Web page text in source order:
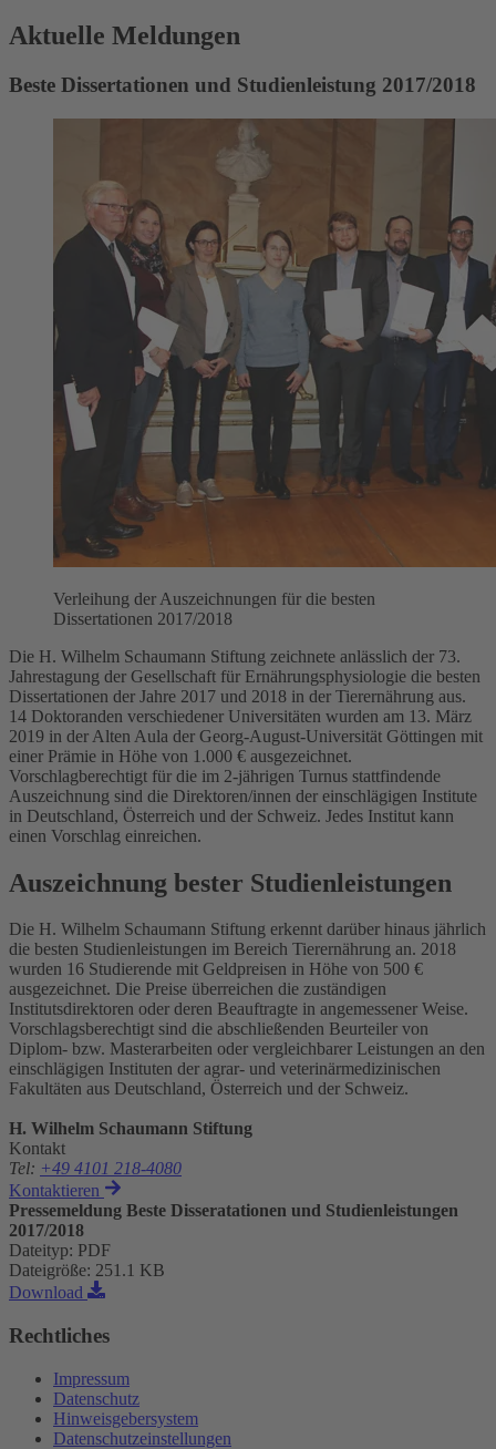
Aktuelle Meldungen
Beste Dissertationen und Studienleistung 2017/2018
Verleihung der Auszeichnungen für die besten
Dissertationen 2017/2018
Die H. Wilhelm Schaumann Stiftung zeichnete anlässlich der 73.
Jahrestagung der Gesellschaft für Ernährungsphysiologie die besten
Dissertationen der Jahre 2017 und 2018 in der Tierernährung aus.
14 Doktoranden verschiedener Universitäten wurden am 13. März
2019 in der Alten Aula der Georg-August-Universität Göttingen mit
einer Prämie in Höhe von 1.000 € ausgezeichnet.
Vorschlagberechtigt für die im 2-jährigen Turnus stattfindende
Auszeichnung sind die Direktoren/innen der einschlägigen Institute
in Deutschland, Österreich und der Schweiz. Jedes Institut kann
einen Vorschlag einreichen.
Auszeichnung bester Studienleistungen
Die H. Wilhelm Schaumann Stiftung erkennt darüber hinaus jährlich
die besten Studienleistungen im Bereich Tierernährung an. 2018
wurden 16 Studierende mit Geldpreisen in Höhe von 500 €
ausgezeichnet. Die Preise überreichen die zuständigen
Institutsdirektoren oder deren Beauftragte in angemessener Weise.
Vorschlagsberechtigt sind die abschließenden Beurteiler von
Diplom- bzw. Masterarbeiten oder vergleichbarer Leistungen an den
einschlägigen Instituten der agrar- und veterinärmedizinischen
Fakultäten aus Deutschland, Österreich und der Schweiz.
H. Wilhelm Schaumann Stiftung
Kontakt
Tel: +49 4101 218-4080
Kontaktieren
Pressemeldung Beste Disseratationen und Studienleistungen
2017/2018
Dateityp: PDF
Dateigröße: 251.1 KB
Download
Rechtliches
Impressum
Datenschutz
Hinweisgebersystem
Datenschutzeinstellungen